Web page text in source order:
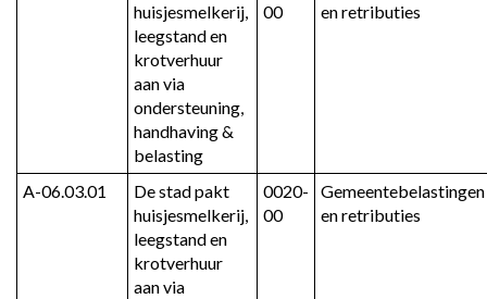
huisjesmelkerij,
leegstand en
krotverhuur
aan via
ondersteuning,
handhaving &
belasting
00
en retributies
A-06.03.01
De stad pakt
huisjesmelkerij,
leegstand en
krotverhuur
aan via
0020-
00
Gemeentebelastingen
en retributies